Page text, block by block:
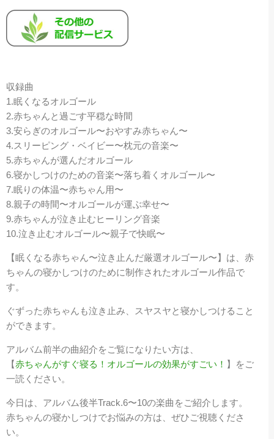
収録曲
1.眠くなるオルゴール
2.赤ちゃんと過ごす平穏な時間
3.安らぎのオルゴール〜おやすみ赤ちゃん〜
4.スリーピング・ベイビー〜枕元の音楽〜
5.赤ちゃんが選んだオルゴール
6.寝かしつけのための音楽〜落ち着くオルゴール〜
7.眠りの体温〜赤ちゃん用〜
8.親子の時間〜オルゴールが運ぶ幸せ〜
9.赤ちゃんが泣き止むヒーリング音楽
10.泣き止むオルゴール〜親子で快眠〜
【眠くなる赤ちゃん〜泣き止んだ厳選オルゴール〜】は、赤
ちゃんの寝かしつけのために制作されたオルゴール作品で
す。
ぐずった赤ちゃんも泣き止み、スヤスヤと寝かしつけること
ができます。
アルバム前半の曲紹介をご覧になりたい方は、
【赤ちゃんがすぐ寝る！オルゴールの効果がすごい！ 】
をご
一読ください。
今日は、アルバム後半Track.6〜10の楽曲をご紹介します。
赤ちゃんの寝かしつけでお悩みの方は、ぜひご視聴くださ
い。